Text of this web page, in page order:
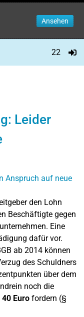
Ansehen
22
Leider
den Lohn
Beschäftigte gegen
Eine
dafür vor.
ab 2014 können
des Schuldners
über dem
noch die
Euro fordern (§